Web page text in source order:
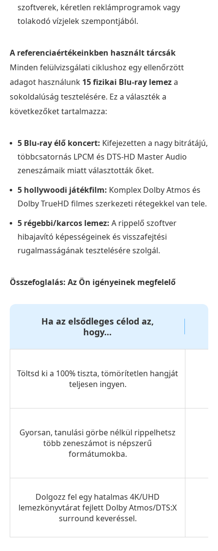
szoftverek, kéretlen reklámprogramok vagy
tolakodó vízjelek szempontjából.
A referenciaértékeinkben használt tárcsák
Minden felülvizsgálati ciklushoz egy ellenőrzött
adagot használunk 15 fizikai Blu-ray lemeza
sokoldalúság tesztelésére. Ez a választék a
következőket tartalmazza:
5 Blu-ray élő koncert: Kifejezetten a nagy bitrátájú,
többcsatornás LPCM és DTS-HD Master Audio
zeneszámaik miatt választották őket.
5 hollywoodi játékfilm: Komplex Dolby Atmos és
Dolby TrueHD filmes szerkezeti rétegekkel van tele.
5 régebbi/karcos lemez: A rippelő szoftver
hibajavító képességeinek és visszafejtési
rugalmasságának tesztelésére szolgál.
Összefoglalás: Az Ön igényeinek megfelelő
Ha az elsődleges célod az,
hogy…
Töltsd ki a 100% tiszta, tömörítetlen hangját
teljesen ingyen.
Gyorsan, tanulási görbe nélkül rippelhetsz
több zeneszámot is népszerű
formátumokba.
Dolgozz fel egy hatalmas 4K/UHD
lemezkönyvtárat fejlett Dolby Atmos/DTS:X
surround keveréssel.